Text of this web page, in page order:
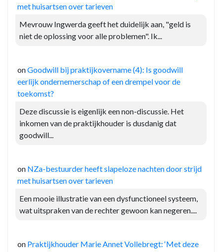
met huisartsen over tarieven
Mevrouw Ingwerda geeft het duidelijk aan, "geld is
niet de oplossing voor alle problemen". Ik...
onGoodwill bij praktijkovername (4): Is goodwill
eerlijk ondernemerschap of een drempel voor de
toekomst?
Deze discussie is eigenlijk een non-discussie. Het
inkomen van de praktijkhouder is dusdanig dat
goodwill...
on NZa-bestuurder heeft slapeloze nachten door strijd
met huisartsen over tarieven
Een mooie illustratie van een dysfunctioneel systeem,
wat uitspraken van de rechter gewoon kan negeren....
on Praktijkhouder Marie Annet Vollebregt: ‘Met deze